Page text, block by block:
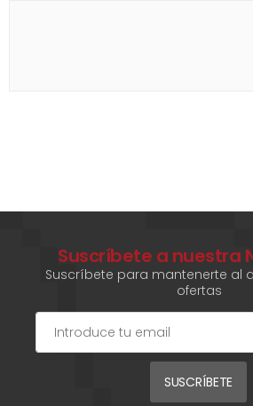
Suscríbete a nuestra
Suscríbete para mantenerte al
ofertas
SUSCRÍBETE